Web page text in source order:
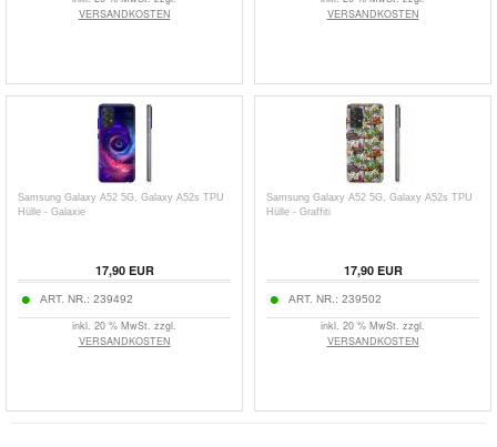
VERSANDKOSTEN
VERSANDKOSTEN
Samsung Galaxy A52 5G, Galaxy A52s TPU
Hülle - Galaxie
17,90EUR
ART. NR.: 239492
inkl. 20 % MwSt. zzgl.
VERSANDKOSTEN
Samsung Galaxy A52 5G, Galaxy A52s TPU
Hülle - Graffiti
17,90EUR
ART. NR.: 239502
inkl. 20 % MwSt. zzgl.
VERSANDKOSTEN